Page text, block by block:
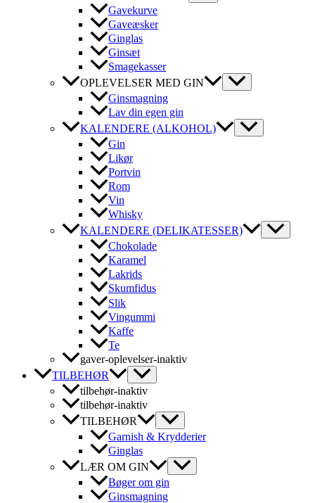
Gavekurve
Gaveæsker
Ginglas
Ginsæt
Smagekasser
OPLEVELSER MED GIN
Ginsmagning
Lav din egen gin
KALENDERE (ALKOHOL)
Gin
Likør
Portvin
Rom
Vin
Whisky
KALENDERE (DELIKATESSER)
Chokolade
Karamel
Lakrids
Skumfidus
Slik
Vingummi
Kaffe
Te
gaver-oplevelser-inaktiv
TILBEHØR
tilbehør-inaktiv
tilbehør-inaktiv
TILBEHØR
Garnish & Krydderier
Ginglas
LÆR OM GIN
Bøger om gin
Ginsmagning